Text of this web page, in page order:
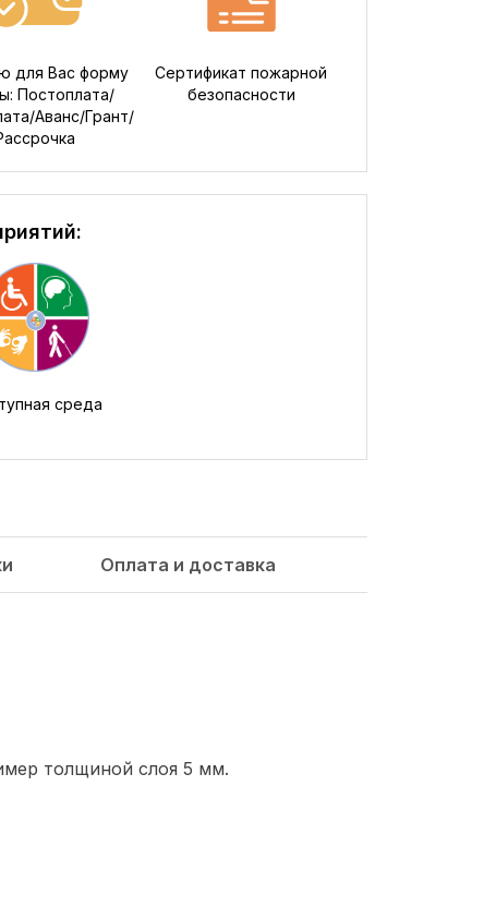
для Вас форму
Постоплата/
Аванс/Грант/
Сертификат пожарной
безопасности
среда
Оплата и доставка
толщиной слоя 5 мм.